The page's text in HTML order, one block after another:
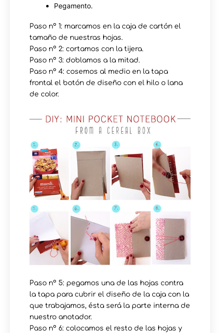
Pegamento.
Paso nº 1: marcamos en la caja de cartón el
tamaño de nuestras hojas.
Paso nº 2: cortamos con la tijera.
Paso nº 3: doblamos a la mitad.
Paso nº 4: cosemos al medio en la tapa
frontal el botón de diseño con el hilo o lana
de color.
Paso nº 5: pegamos una de las hojas contra
la tapa para cubrir el diseño de la caja con la
que trabajamos, ésta será la parte interna de
nuestro anotador.
Paso nº 6: colocamos el resto de las hojas y